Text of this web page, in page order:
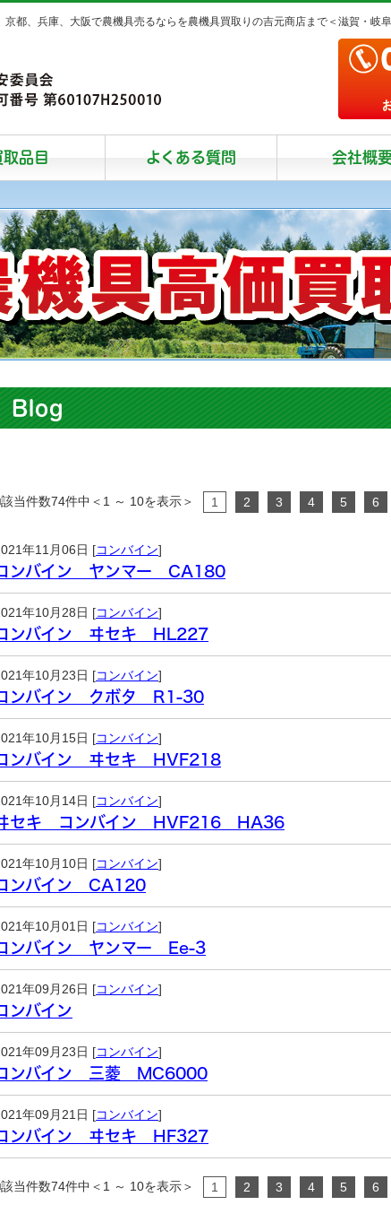
都、兵庫、大阪で農機具売るならを農機具買取りの吉元商店まで＜滋賀・岐
取品目 よくある質問 会社概
Blog
当件数74件中＜1 ～ 10を表示＞ 1 2 3 4 5 6
年11月06日 [コンバイン]
ンバイン ヤンマー CA180
年10月28日 [コンバイン]
ンバイン ヰセキ HL227
年10月23日 [コンバイン]
ンバイン クボタ R1-30
年10月15日 [コンバイン]
ンバイン ヰセキ HVF218
年10月14日 [コンバイン]
セキ コンバイン HVF216 HA36
年10月10日 [コンバイン]
ンバイン CA120
年10月01日 [コンバイン]
ンバイン ヤンマー Ee-3
年09月26日 [コンバイン]
ンバイン
年09月23日 [コンバイン]
ンバイン 三菱 MC6000
年09月21日 [コンバイン]
ンバイン ヰセキ HF327
当件数74件中＜1 ～ 10を表示＞ 1 2 3 4 5 6